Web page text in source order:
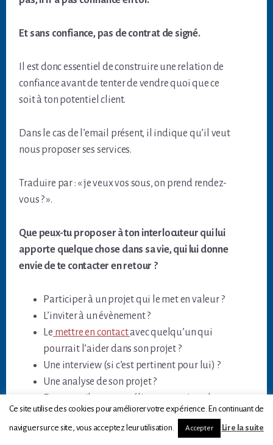
Et sans confiance, pas de contrat de signé.
Il est donc essentiel de construire une relation de
confiance avant de tenter de vendre quoi que ce
soit à ton potentiel client.
Dans le cas de l’email présent, il indique qu’il veut
nous proposer ses services.
Traduire par : « je veux vos sous, on prend rendez-
vous ? ».
Que peux-tu proposer à ton interlocuteur qui lui
apporte quelque chose dans sa vie, qui lui donne
envie de te contacter en retour ?
Participer à un projet qui le met en valeur ?
L’inviter à un évènement ?
Le mettre en contactavec quelqu’un qui
pourrait l’aider dans son projet ?
Une interview (si c’est pertinent pour lui) ?
Une analyse de son projet ?
vues (s’il a exprimé ce souhait sur twitter par
exemple) ?
40
Partages
Ce site utilise des cookies pour améliorer votre expérience. En continuant de
naviguer sur ce site, vous acceptez leur utilisation. Accepter Lire la suite